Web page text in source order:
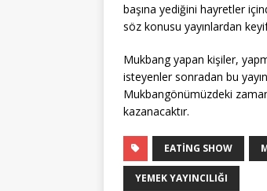
başına yediğini hayretler
söz konusu yayınlardan
Mukbang yapan kişiler,
isteyenler sonradan bu
Mukbangönümüzdeki
kazanacaktır.
EATING SHOW
YEMEK YAYINCILIĞI